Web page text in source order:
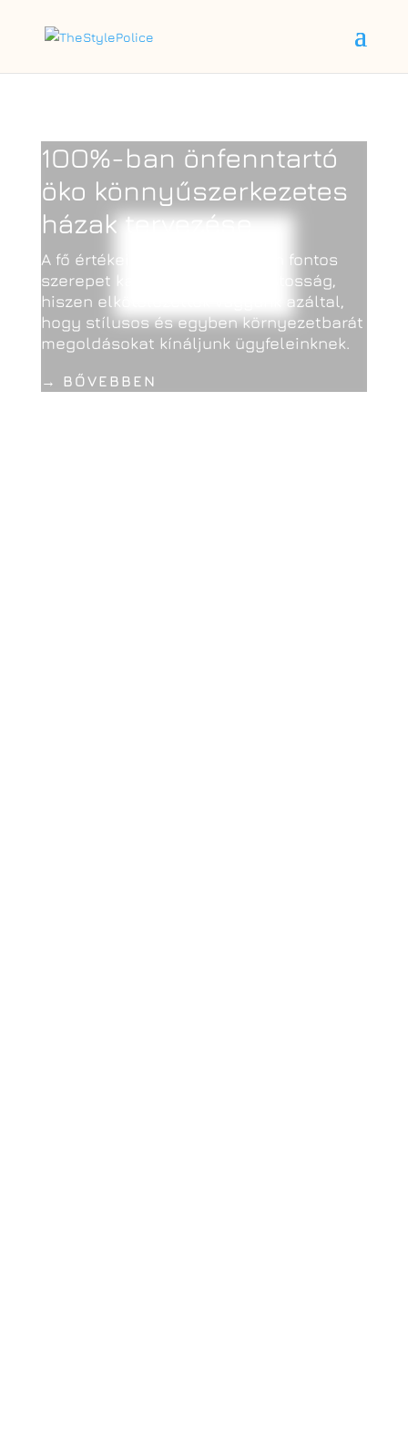
1OO%-ban önfenntartó
öko könnyűszerkezetes
házak tervezése
A fő értékeink között kiemelten fontos
szerepet kap a környezettudatosság,
hiszen elkötelezettek vagyunk azáltal,
hogy stílusos és egyben környezetbarát
megoldásokat kínáljunk ügyfeleinknek.
→ BŐVEBBEN